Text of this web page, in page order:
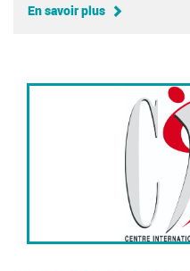
En savoir plus